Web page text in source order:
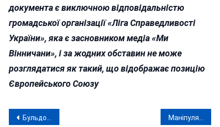
документа є виключною відповідальністю
громадської організації «Ліга Справедливості
України», яка є засновником медіа «Ми
Вінничани», і за жодних обставин не може
розглядатися як такий, що відображає позицію
Європейського Союзу
Навігація
Бульдозер як символ «підтримки» бізнесу по-вінницьки